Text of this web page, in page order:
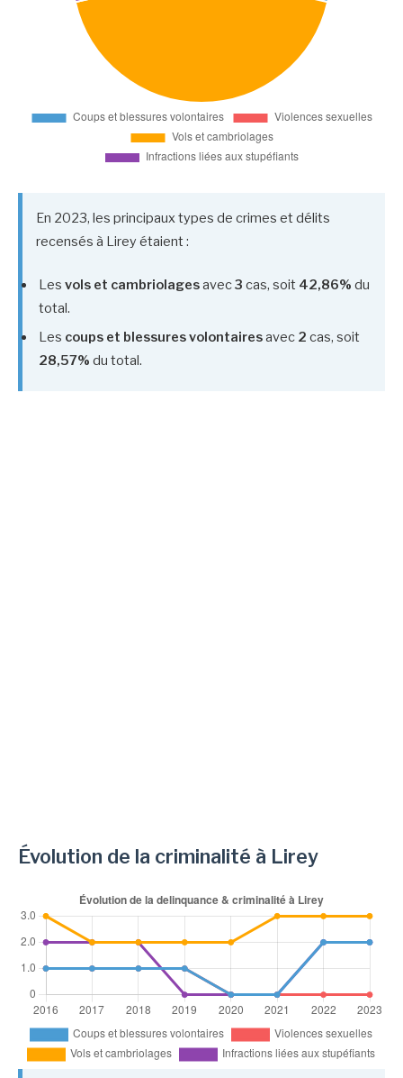
En 2023, les principaux types de crimes et délits
recensés à Lirey étaient :
Les vols et cambriolagesavec3 cas, soit 42,86% du
total.
Les coups et blessures volontairesavec 2 cas, soit
28,57% du total.
Évolution de la criminalité à Lirey